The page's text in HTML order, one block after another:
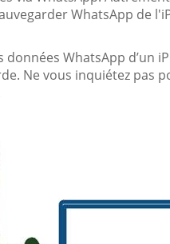
WhatsApp de
WhatsApp d’un
Ne vous inquiétez pas